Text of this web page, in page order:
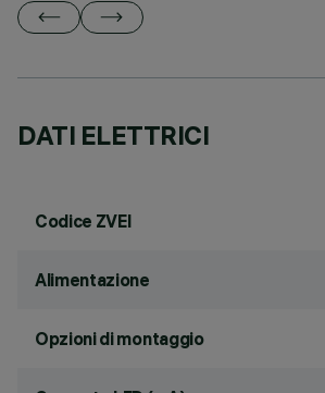
DATI ELETTRICI
Codice ZVEI
Alimentazione
Opzioni di montaggio